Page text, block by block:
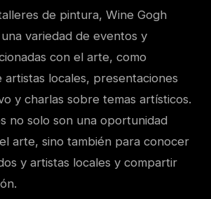
de pintura, Wine Gogh
variedad de eventos y
con el arte, como
artistas locales, presentaciones
y charlas sobre temas artísticos.
no solo son una oportunidad
arte, sino también para conocer
y artistas locales y compartir